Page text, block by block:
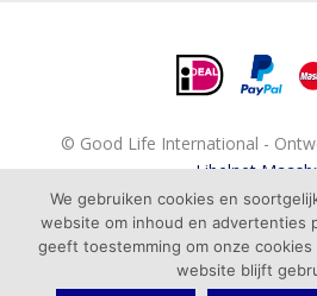
© Good Life International -
Libelnet
BESTELLEN
We gebruiken cookies en
website om inhoud en advertenties
geeft toestemming om onze
website blijft